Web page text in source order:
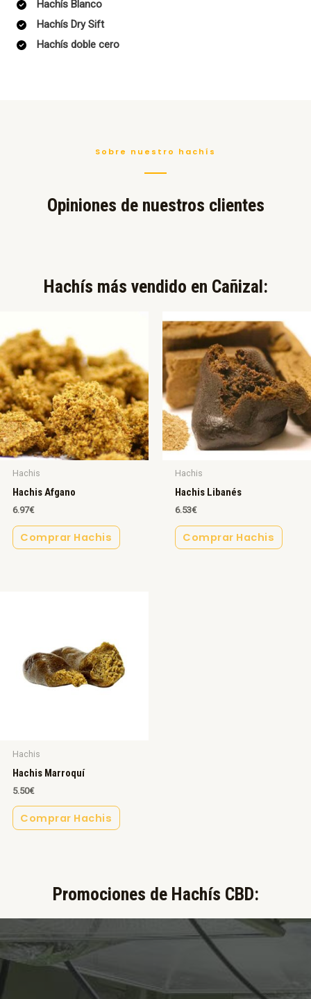
Hachís Blanco
Hachís Dry Sift
Hachís doble cero
Sobre nuestro hachís
Opiniones de nuestros clientes
Hachís más vendido en Cañizal:​
Hachis
Hachis Afgano
6.97€
Comprar Hachis
Hachis
Hachis Libanés
6.53€
Comprar Hachis
Hachis
Hachis Marroquí
5.50€
Comprar Hachis
Promociones de Hachís CBD:​